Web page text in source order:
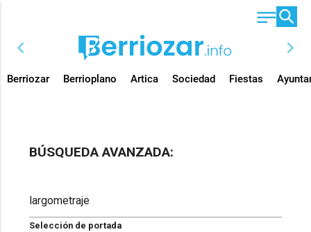
chevron_left chevron_right
Berriozar Berrioplano Artica Sociedad Fiestas
BÚSQUEDA AVANZADA:
Selección de portada